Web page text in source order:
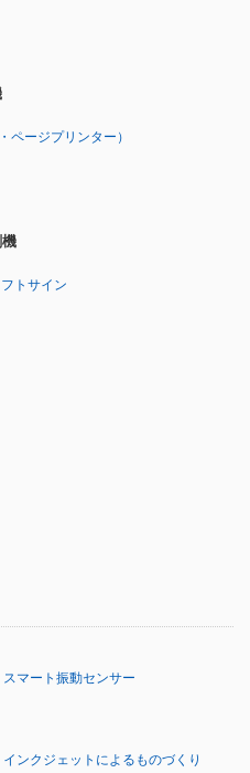
ページプリンター）
トサイン
スマート振動センサー
インクジェットによるものづくり